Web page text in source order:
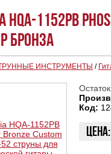
HQA-1152PB
бронза
ИНСТРУМЕНТЫ /
Код:
Цена: